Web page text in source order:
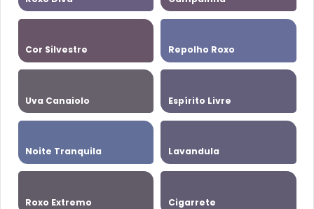
Cor Silvestre Repolho Roxo
Uva Canaiolo Espírito Livre
Noite Tranquila Lavandula
Roxo Extremo Cigarrete